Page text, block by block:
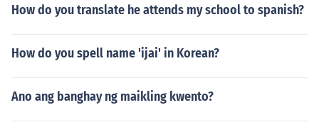
How do you translate he attends my school to spanish?
How do you spell name 'ijai' in Korean?
Ano ang banghay ng maikling kwento?